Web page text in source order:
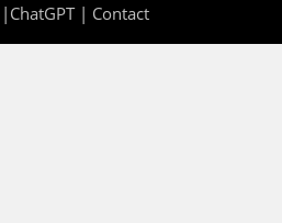
ChatGPT| Contact